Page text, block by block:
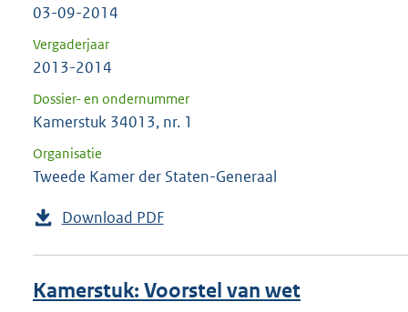
03-09-2014
Vergaderjaar
2013-2014
Dossier- en ondernummer
Kamerstuk 34013, nr. 1
Organisatie
Tweede Kamer der Staten-Generaal
Download PDF
Kamerstuk: Voorstel van wet